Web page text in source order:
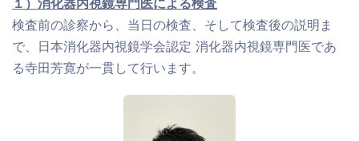
１）消化器内視鏡専門医による検査
検査前の診察から、当日の検査、そして検査後の説明ま
で、日本消化器内視鏡学会認定 消化器内視鏡専門医であ
る寺田芳寛が一貫して行います。